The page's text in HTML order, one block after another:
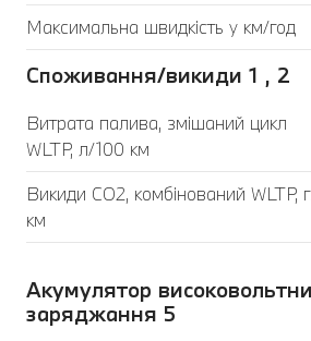
Максимальна швидкість у км/год
Споживання/викиди 1 , 2
Витрата палива, змішаний цикл
WLTP, л/100 км
Викиди CO2, комбінований WLTP,
км
Акумулятор
заряджання 5